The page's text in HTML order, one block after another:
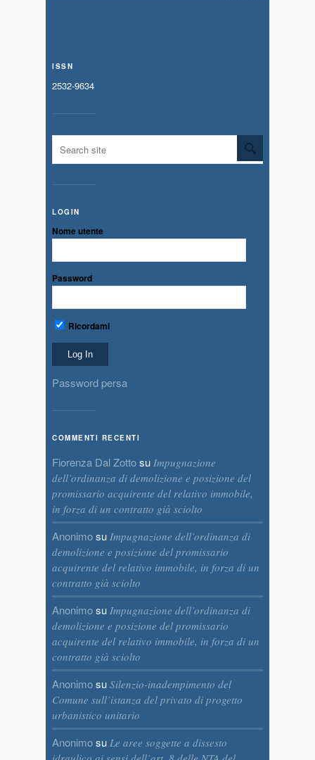
ISSN
2532-9634
LOGIN
Nome utente
Password
Ricordami
Password persa
COMMENTI RECENTI
Fiorenza Dal Zottosu Impugnazione
dell’ordinanza di demolizione e posizione del
promissario acquirente del relativo immobile,
in forza di un contratto già sciolto
Anonimosu Impugnazione dell’ordinanza di
demolizione e posizione del promissario
acquirente del relativo immobile, in forza di un
contratto già sciolto
Anonimosu Impugnazione dell’ordinanza di
demolizione e posizione del promissario
acquirente del relativo immobile, in forza di un
contratto già sciolto
Anonimosu Silenzio-inadempimento del
Comune sull’istanza del privato di progetto
urbanistico unitario
Anonimosu Le aree soggette a dissesto